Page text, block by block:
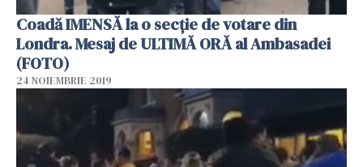
Coadă IMENSĂ la o secție de votare din
Londra. Mesaj de ULTIMĂ ORĂ al Ambasadei
(FOTO)
24 NOIEMBRIE 2019